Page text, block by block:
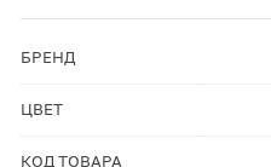
БРЕНД
ЦВЕТ
КОД ТОВАРА